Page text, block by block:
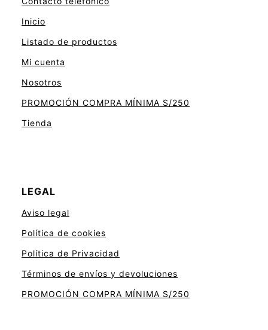
Inicio
Listado de productos
Mi cuenta
Nosotros
PROMOCIÓN COMPRA MÍNIMA S/250
Tienda
LEGAL
Aviso legal
Política de cookies
Política de Privacidad
Términos de envíos y devoluciones
PROMOCIÓN COMPRA MÍNIMA S/250